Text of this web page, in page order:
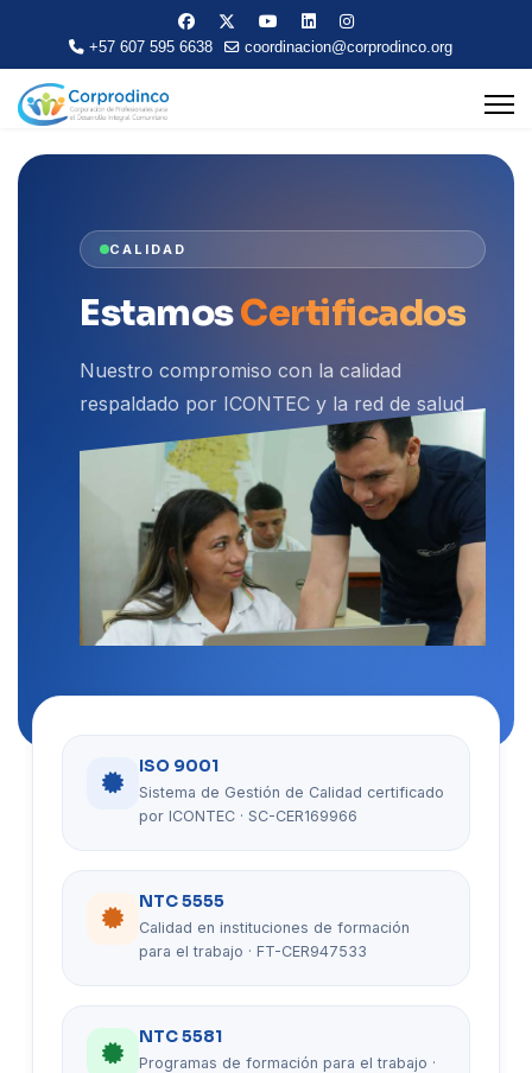
+57 607 595 6638 coordinacion@corprodinco.org
CALIDAD
EstamosCertificados
Nuestro compromiso con la calidad
respaldado por ICONTEC y la red de salud
ISO 9001
Sistema de Gestión de Calidad certificado
por ICONTEC · SC-CER169966
NTC 5555
Calidad en instituciones de formación
para el trabajo · FT-CER947533
NTC 5581
Programas de formación para el trabajo ·